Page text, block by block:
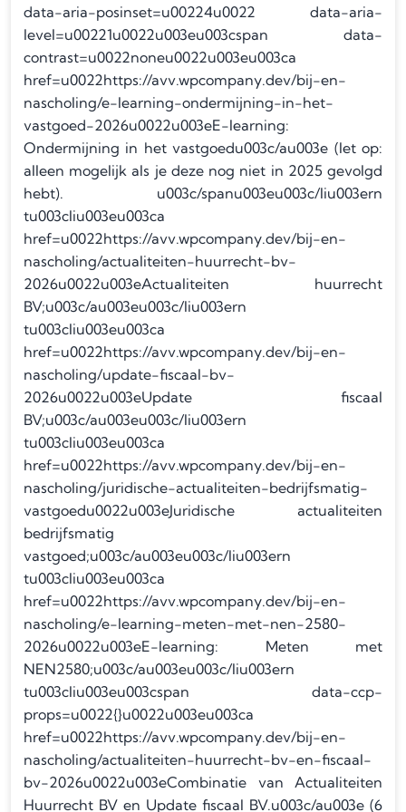
data-aria-posinset=u00224u0022 data-aria-
level=u00221u0022u003eu003cspan data-
contrast=u0022noneu0022u003eu003ca
href=u0022https://avv.wpcompany.dev/bij-en-
nascholing/e-learning-ondermijning-in-het-
vastgoed-2026u0022u003eE-learning:
Ondermijning in het vastgoedu003c/au003e (let op:
alleen mogelijk als je deze nog niet in 2025 gevolgd
hebt). u003c/spanu003eu003c/liu003ern
tu003cliu003eu003ca
href=u0022https://avv.wpcompany.dev/bij-en-
nascholing/actualiteiten-huurrecht-bv-
2026u0022u003eActualiteiten huurrecht
BV;u003c/au003eu003c/liu003ern
tu003cliu003eu003ca
href=u0022https://avv.wpcompany.dev/bij-en-
nascholing/update-fiscaal-bv-
2026u0022u003eUpdate fiscaal
BV;u003c/au003eu003c/liu003ern
tu003cliu003eu003ca
href=u0022https://avv.wpcompany.dev/bij-en-
nascholing/juridische-actualiteiten-bedrijfsmatig-
vastgoedu0022u003eJuridische actualiteiten
bedrijfsmatig
vastgoed;u003c/au003eu003c/liu003ern
tu003cliu003eu003ca
href=u0022https://avv.wpcompany.dev/bij-en-
nascholing/e-learning-meten-met-nen-2580-
2026u0022u003eE-learning: Meten met
NEN2580;u003c/au003eu003c/liu003ern
tu003cliu003eu003cspan data-ccp-
props=u0022{}u0022u003eu003ca
href=u0022https://avv.wpcompany.dev/bij-en-
nascholing/actualiteiten-huurrecht-bv-en-fiscaal-
bv-2026u0022u003eCombinatie van Actualiteiten
Huurrecht BV en Update fiscaal BV.u003c/au003e (6